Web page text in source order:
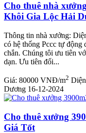
Cho thuê nhà
Khôi Gia Lộc Hải
Thông tin nhà xưởng:
có hệ thống Pccc tự
chắn. Chúng tôi ưu tiên
dạn. Ưu tiên đối...
Giá: 80000 VNĐ/m2
Dương 16-12-2024
Cho thuê xưởng
Giá Tốt